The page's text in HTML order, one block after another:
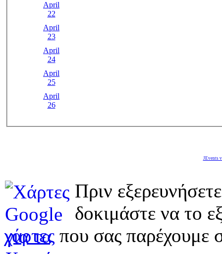
April
22
April
23
April
24
April
25
April
26
JEvents
Πριν
δοκιμάστε να το
χάρτες που σας παρέχουμε